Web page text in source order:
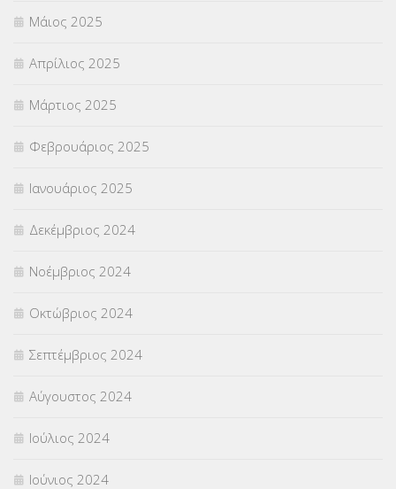
Μάιος 2025
Απρίλιος 2025
Μάρτιος 2025
Φεβρουάριος 2025
Ιανουάριος 2025
Δεκέμβριος 2024
Νοέμβριος 2024
Οκτώβριος 2024
Σεπτέμβριος 2024
Αύγουστος 2024
Ιούλιος 2024
Ιούνιος 2024